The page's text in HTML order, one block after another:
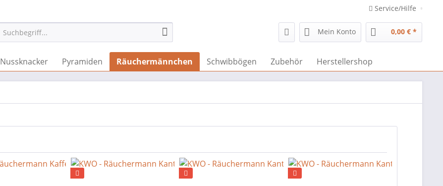
Service/Hilfe
Mein Konto 0,00 € *
Nussknacker Pyramiden Räuchermännchen Schwibbögen Zubehör Herstellershop